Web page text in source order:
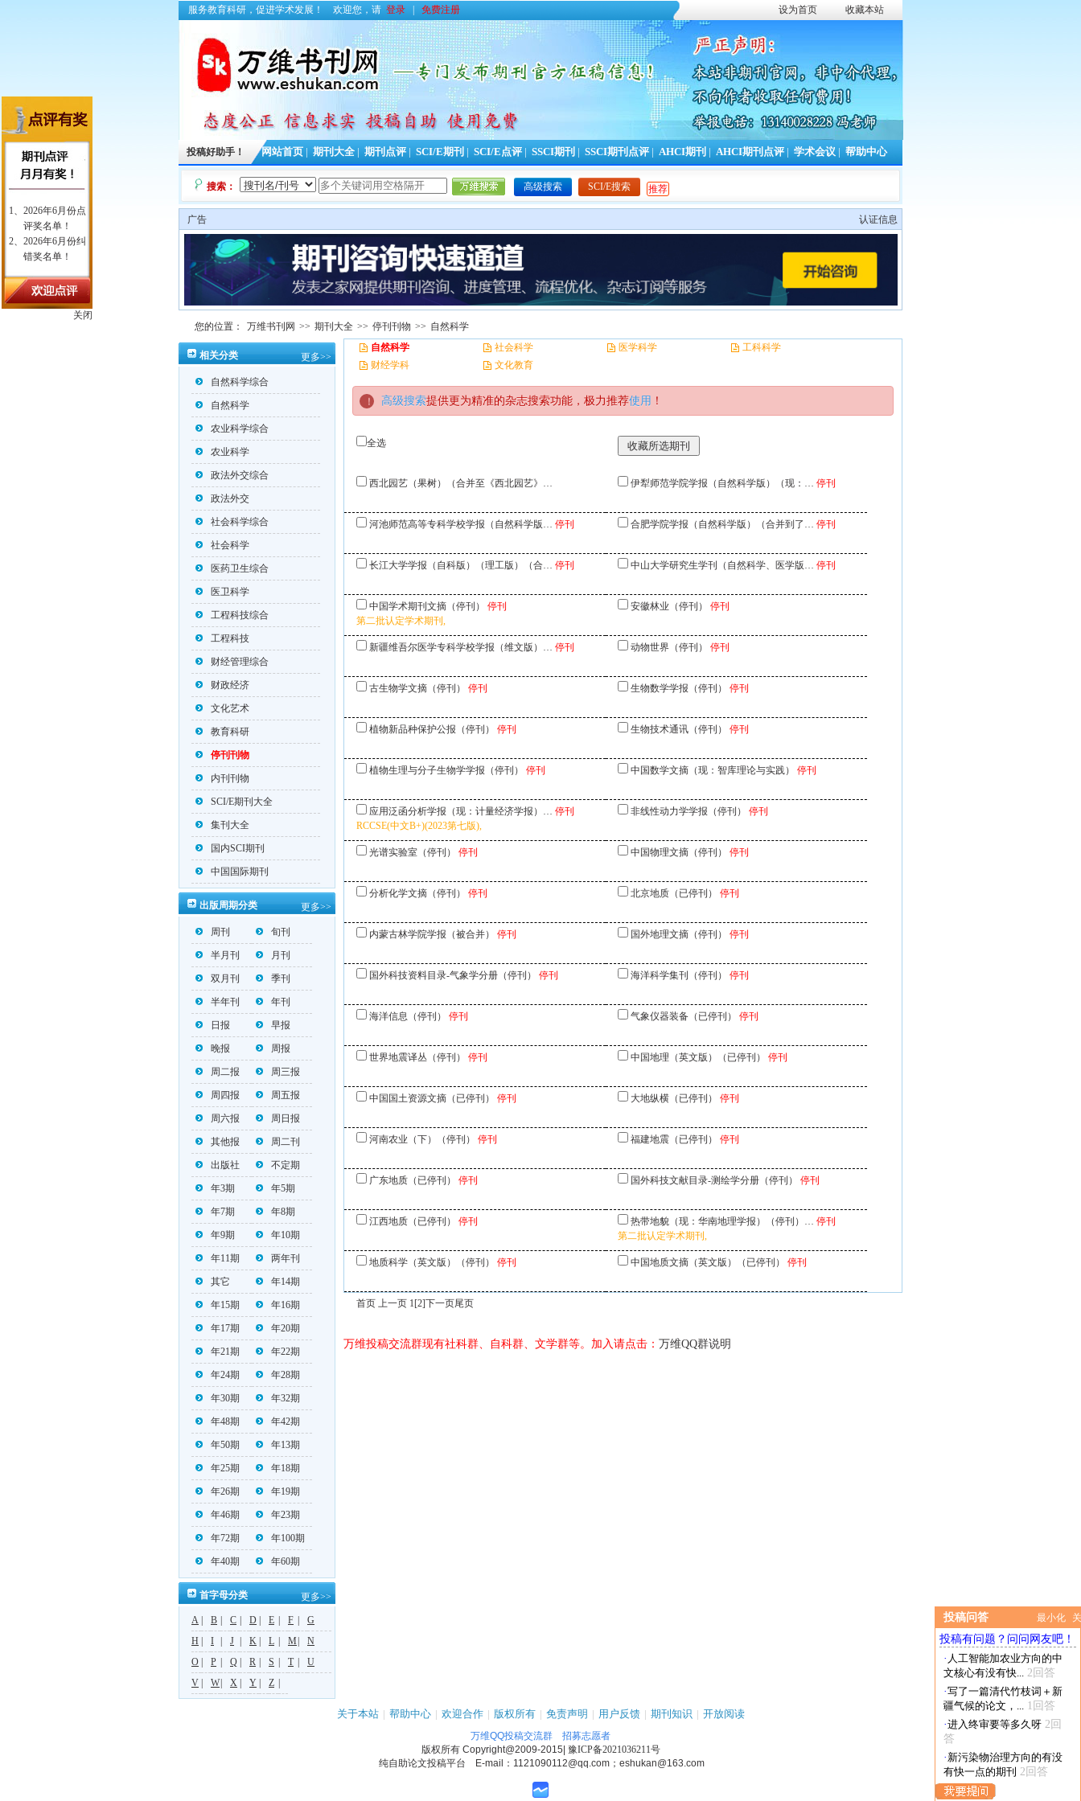
关闭
服务教育科研，促进学术发展！ 欢迎您，请 登录 免费注册 设为首页 收藏本站
投稿好助手！ 网站首页 期刊大全 期刊点评 SCI/E期刊 SCI/E点评 SSCI期刊 SSCI期刊点评 AHCI期刊 AHCI期刊点评 学术会议 帮助中心
搜索： 高级搜索 SCI/E搜索 推荐
投稿问答 最小化
投稿有问题？问问网友吧！
· 人工智能加农业方向的中
文核心有没有快... 2回答
·写了一篇清代竹枝词＋新
疆气候的论文，... 1回答
·进入终审要等多久呀 2回
答
· 新污染物治理方向的有没
有快一点的期刊 2回答
认证信息
广告
您的位置： 万维书刊网 >> 期刊大全 >> 停刊刊物 >> 自然科学
相关分类 更多>>
自然科学综合
自然科学
农业科学综合
农业科学
政法外交综合
政法外交
社会科学综合
社会科学
医药卫生综合
医卫科学
工程科技综合
工程科技
财经管理综合
财政经济
文化艺术
教育科研
停刊刊物
内刊刊物
SCI/E期刊大全
集刊大全
国内SCI期刊
中国国际期刊
出版周期分类 更多>>
周刊 旬刊
半月刊 月刊
双月刊 季刊
半年刊 年刊
日报 早报
晚报 周报
周二报 周三报
周四报 周五报
周六报 周日报
其他报 周二刊
出版社 不定期
年3期 年5期
年7期 年8期
年9期 年10期
年11期 两年刊
其它 年14期
年15期 年16期
年17期 年20期
年21期 年22期
年24期 年28期
年30期 年32期
年48期 年42期
年50期 年13期
年25期 年18期
年26期 年19期
年46期 年23期
年72期 年100期
年40期 年60期
首字母分类 更多>>
A B C D E F
G
H
I J K L M
N
O
P Q R S T
U
V
W X Y Z
自然科学 社会科学 医学科学
工科科学
财经学科
文化教育
高级搜索提供更为精准的杂志搜索功能，极力推荐使用 ！
全选
西北园艺（果树）（合并至《西北园艺》… 伊犁师范学院学报（自然科学版）（现：… 停刊
河池师范高等专科学校学报（自然科学版… 停刊 合肥学院学报（自然科学版）（合并到了… 停刊
长江大学学报（自科版）（理工版）（合… 停刊 中山大学研究生学刊（自然科学、医学版… 停刊
中国学术期刊文摘（停刊）
停刊
第二批认定学术期刊,
安徽林业（停刊） 停刊
新疆维吾尔医学专科学校学报（维文版）… 停刊 动物世界（停刊） 停刊
古生物学文摘（停刊） 停刊 生物数学学报（停刊） 停刊
植物新品种保护公报（停刊） 停刊 生物技术通讯（停刊） 停刊
植物生理与分子生物学学报（停刊） 停刊 中国数学文摘（现：智库理论与实践） 停刊
应用泛函分析学报（现：计量经济学报）… 停刊
RCCSE(中文B+)(2023第七版),
非线性动力学学报（停刊） 停刊
光谱实验室（停刊） 停刊 中国物理文摘（停刊） 停刊
分析化学文摘（停刊） 停刊 北京地质（已停刊） 停刊
内蒙古林学院学报（被合并） 停刊 国外地理文摘（停刊） 停刊
国外科技资料目录-气象学分册（停刊） 停刊 海洋科学集刊（停刊） 停刊
海洋信息（停刊） 停刊 气象仪器装备（已停刊） 停刊
世界地震译丛（停刊） 停刊 中国地理（英文版）（已停刊） 停刊
中国国土资源文摘（已停刊） 停刊 大地纵横（已停刊） 停刊
河南农业（下）（停刊） 停刊 福建地震（已停刊） 停刊
广东地质（已停刊） 停刊 国外科技文献目录-测绘学分册（停刊） 停刊
江西地质（已停刊） 停刊 热带地貌（现：华南地理学报）（停刊）… 停刊
第二批认定学术期刊,
地质科学（英文版）（停刊） 停刊 中国地质文摘（英文版）（已停刊） 停刊
首页 上一页 1[2]下一页尾页
万维投稿交流群现有社科群、自科群、文学群等。加入请点击： 万维QQ群说明
关于本站 | 帮助中心 | 欢迎合作 | 版权所有 | 免责声明 | 用户反馈 | 期刊知识 | 开放阅读
万维QQ投稿交流群
招募志愿者
版权所有 Copyright@2009-2015 豫ICP备2021036211号
纯自助论文投稿平台 E-mail：1121090112@qq.com；eshukan@163.com